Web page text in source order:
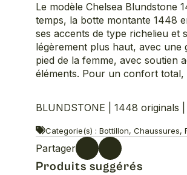
Le modèle Chelsea Blundstone
temps, la botte montante 1448
ses accents de type richelieu et
légèrement plus haut, avec
pied de la femme, avec soutien
éléments. Pour un confort total,
BLUNDSTONE | 1448 originals |
Categorie(s) : Bottillon, Chaussures,
Partager
Produits suggérés